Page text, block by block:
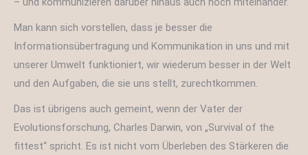
Man kann sich vorstellen, dass je besser die
Informationsübertragung und Kommunikation in uns und mit
unserer Umwelt funktioniert, wir wiederum besser in der Welt
und den Aufgaben, die sie uns stellt, zurechtkommen.
Das ist übrigens auch gemeint, wenn der Vater der
Evolutionsforschung, Charles Darwin, von „Survival of the
fittest“ spricht. Es ist nicht vom Überleben des Stärkeren die